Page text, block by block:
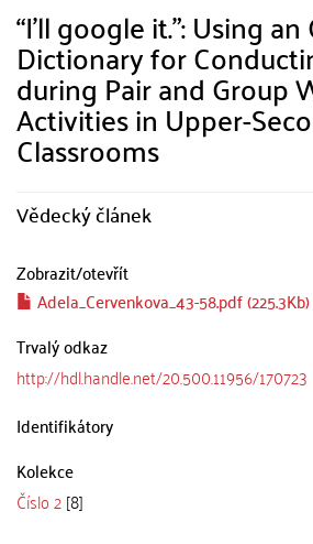
“I’ll google it.”: Using
Dictionary for
during Pair and Group
Activities in Upper-
Classrooms
Vědecký článek
Zobrazit/otevřít
Adela_Cervenkova_43-58.pdf (225.3Kb)
Trvalý odkaz
http://hdl.handle.net/20.500.11956/170723
Identifikátory
Kolekce
Číslo 2[8]